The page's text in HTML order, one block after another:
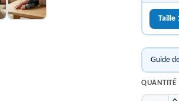
Taille
Guide
QUANTITÉ